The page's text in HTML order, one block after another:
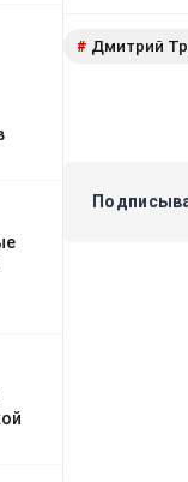
# Дмитрий